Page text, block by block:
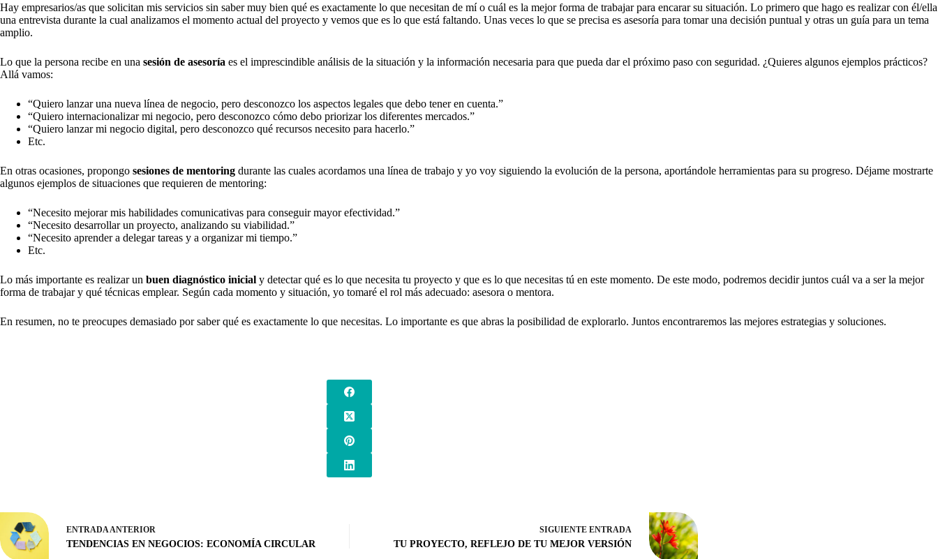
Hay empresarios/as que solicitan mis servicios sin saber muy bien qué es exactamente lo que necesitan de mí o cuál es la mejor forma de trabajar para encarar su situación. Lo primero que hago es realizar con él/ella
una entrevista durante la cual analizamos el momento actual del proyecto y vemos que es lo que está faltando. Unas veces lo que se precisa es asesoría para tomar una decisión puntual y otras un guía para un tema
amplio.
Lo que la persona recibe en una sesión de asesoría es el imprescindible análisis de la situación y la información necesaria para que pueda dar el próximo paso con seguridad. ¿Quieres algunos ejemplos prácticos?
Allá vamos:
“Quiero lanzar una nueva línea de negocio, pero desconozco los aspectos legales que debo tener en cuenta.”
“Quiero internacionalizar mi negocio, pero desconozco cómo debo priorizar los diferentes mercados.”
“Quiero lanzar mi negocio digital, pero desconozco qué recursos necesito para hacerlo.”
Etc.
En otras ocasiones, propongo sesiones de mentoring durante las cuales acordamos una línea de trabajo y yo voy siguiendo la evolución de la persona, aportándole herramientas para su progreso. Déjame mostrarte
algunos ejemplos de situaciones que requieren de mentoring:
“Necesito mejorar mis habilidades comunicativas para conseguir mayor efectividad.”
“Necesito desarrollar un proyecto, analizando su viabilidad.”
“Necesito aprender a delegar tareas y a organizar mi tiempo.”
Etc.
Lo más importante es realizar un buen diagnóstico inicial y detectar qué es lo que necesita tu proyecto y que es lo que necesitas tú en este momento. De este modo, podremos decidir juntos cuál va a ser la mejor
forma de trabajar y qué técnicas emplear. Según cada momento y situación, yo tomaré el rol más adecuado: asesora o mentora.
En resumen, no te preocupes demasiado por saber qué es exactamente lo que necesitas. Lo importante es que abras la posibilidad de explorarlo. Juntos encontraremos las mejores estrategias y soluciones.
ENTRADAANTERIOR
TENDENCIAS EN NEGOCIOS: ECONOMÍA CIRCULAR
SIGUIENTE ENTRADA
TU PROYECTO, REFLEJO DE TU MEJOR VERSIÓN